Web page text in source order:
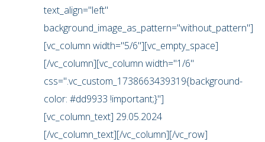
text_align="left"
background_image_as_pattern="without_pattern"]
[vc_column width="5/6"][vc_empty_space]
[/vc_column][vc_column width="1/6"
css=".vc_custom_1738663439319{background-
color: #dd9933 !important;}"]
[vc_column_text] 29.05.2024
[/vc_column_text][/vc_column][/vc_row]